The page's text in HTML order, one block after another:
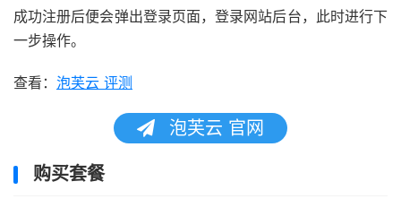
成功注册后便会弹出登录页面，登录网站后台，此时进行下
一步操作。
查看： 泡芙云 评测
泡芙云 官网
购买套餐